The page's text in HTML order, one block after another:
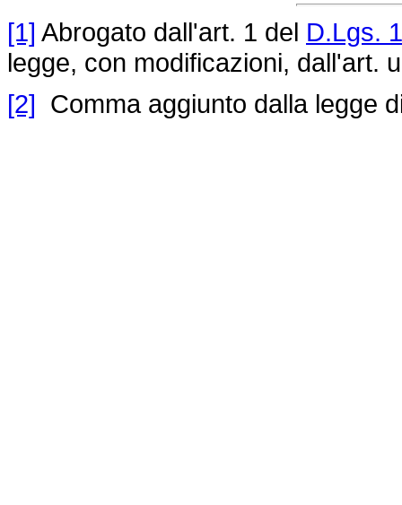
[1] Abrogato dall'art. 1 del D.Lgs.
legge, con modificazioni, dall'art.
[2] Comma aggiunto dalla legge